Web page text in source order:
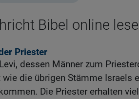
Bibel online
Priester
dessen Männer zum
die übrigen Stämme Israels
Die Priester erhalten